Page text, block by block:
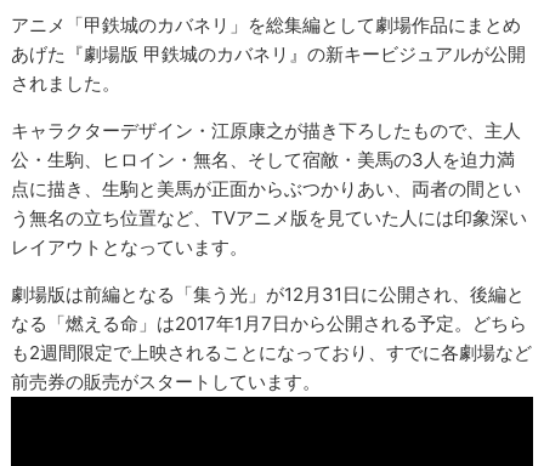
アニメ「甲鉄城のカバネリ」を総集編として劇場作品にまとめ
あげた『劇場版 甲鉄城のカバネリ』の新キービジュアルが公開
されました。
キャラクターデザイン・江原康之が描き下ろしたもので、主人
公・生駒、ヒロイン・無名、そして宿敵・美馬の3人を迫力満
点に描き、生駒と美馬が正面からぶつかりあい、両者の間とい
う無名の立ち位置など、TVアニメ版を見ていた人には印象深い
レイアウトとなっています。
劇場版は前編となる「集う光」が12月31日に公開され、後編と
なる「燃える命」は2017年1月7日から公開される予定。どちら
も2週間限定で上映されることになっており、すでに各劇場など
前売券の販売がスタートしています。